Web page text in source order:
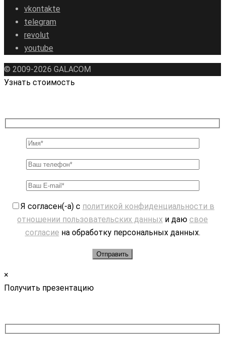
vkontakte
telegram
revolut
youtube
© 2009-2026 GALAСOM
Узнать стоимость
Я согласен(-а) с политикой конфиденциальности в
отношении пользовательских данных и даю свое
согласие на обработку персональных данных.
×
Получить презентацию